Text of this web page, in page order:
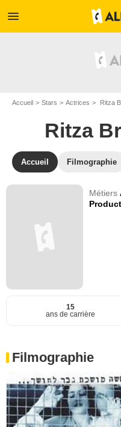
menu
Accueil Stars Actrices Ritza
Ritza
Accueil Filmographie
Métiers
15
ans de carrière
Filmographie